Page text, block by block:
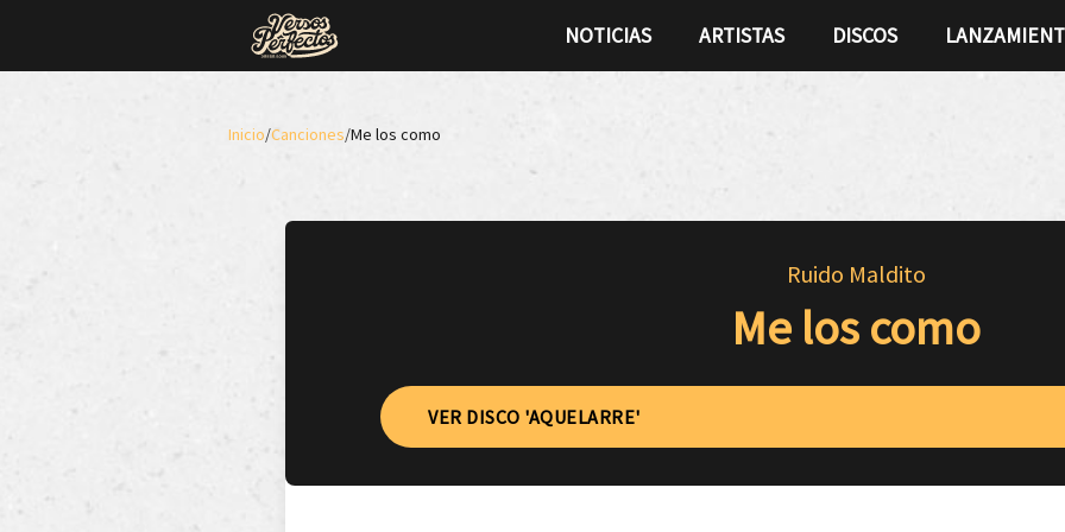
NOTICIAS ARTISTAS DISCOS
Inicio/Canciones/Me los como
Ruido Maldito
Me los como
VER DISCO 'AQUELARRE'